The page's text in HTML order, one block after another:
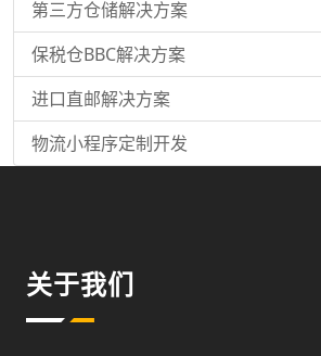
第三方仓储解决方案
保税仓BBC解决方案
进口直邮解决方案
物流小程序定制开发
关于我们